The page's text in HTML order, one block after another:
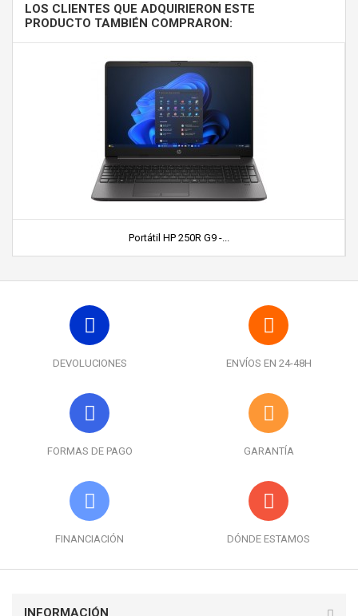
LOS CLIENTES QUE ADQUIRIERON ESTE
PRODUCTO TAMBIÉN COMPRARON:
Portátil HP 250R G9 -...
DEVOLUCIONES ENVÍOS EN 24-48H
FORMAS DE PAGO GARANTÍA
FINANCIACIÓN DÓNDE ESTAMOS
INFORMACIÓN